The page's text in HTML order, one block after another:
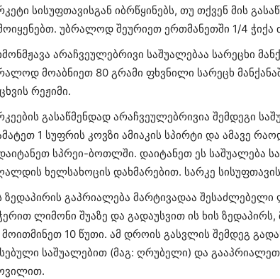
სისუფთავისგან იბრწყინებს, თუ თქვენ მის
უბრალოდ შეურიეთ ერთმანეთში 1/4
არაჩვეულებრივი საშუალებაა სარეცხი
მოაბნიეთ 80 გრამი ფხვნილი სარეცხ
რეჟიმი.
გასაწმენდად არაჩვეულებრივია შემდეგი
1 სუფრის კოვზი ამიაკის სპირტი და ამავე
სპრეი-ბოთლში. დაიტანეთ ეს საშუალება
ხელსახოცის დახმარებით. სარკე
ზედაპირის გაპრიალება მარტივადაა შესაძლებელი
ლიმონი შუაზე და გადაუსვით ის ხის
10 წუთი. ამ დროის გასვლის შემდეგ
საშუალებით (მაგ: ღრუბელი) და